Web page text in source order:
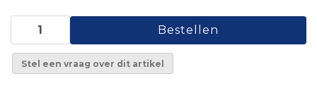
Stel een vraag over dit artikel